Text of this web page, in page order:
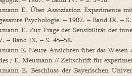
E. Über Assoziation Experimente
Psychologie. – 1907. – Band IX. –
E. Zur Frage der Sensibilität der
– Band IX. – S. 45–58.
E. Neure Ansichten über das Wesen
/ E. Meumann // Zeitschrift für
E. Beschluss der Bayerischen